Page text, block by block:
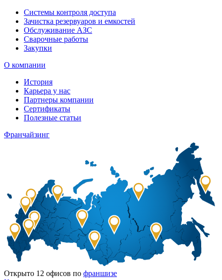
Системы контроля доступа
Зачистка резервуаров и емкостей
Обслуживание АЗС
Сварочные работы
Закупки
О компании
История
Карьера у нас
Партнеры компании
Сертификаты
Полезные статьи
Франчайзинг
Открыто 12 офисов по франшизе